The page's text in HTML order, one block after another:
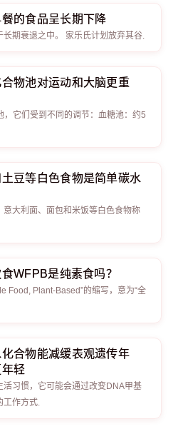
的食品呈长期下降
长期衰退之中。 家乐氏计划放弃其谷.
物池对运动和大脑更重
，它们受到不同的调节：血糖池：约5
豆等白色食物是简单碳水
意大利面、面包和米饭等白色食物称
WFPB是纯素食吗？
Food, Plant-Based”的缩写，意为“全
合物能减缓表观遗传年
轻
习惯，它可能会通过改变DNA甲基
作方式.